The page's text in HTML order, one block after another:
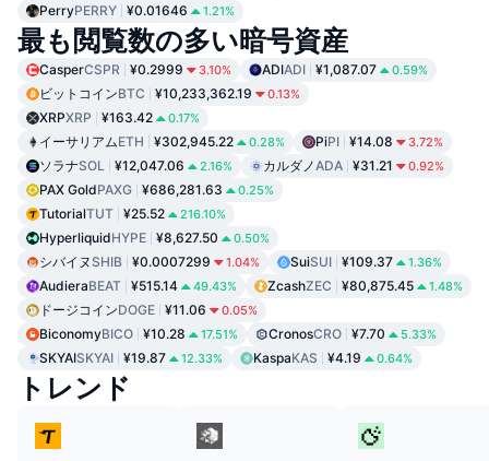
PerryPERRY ¥0.01646 1.21%
最も閲覧数の多い暗号資産
CasperCSPR ¥0.2999 3.10% ADIADI ¥1,087.07 0.59%
ビットコインBTC ¥10,233,362.19 0.13%
XRPXRP ¥163.42 0.17%
イーサリアムETH ¥302,945.22 0.28% PiPI ¥14.08 3.72%
ソラナSOL ¥12,047.06 2.16% カルダノADA ¥31.21 0.92%
PAX GoldPAXG ¥686,281.63 0.25%
TutorialTUT ¥25.52 216.10%
HyperliquidHYPE ¥8,627.50 0.50%
シバイヌ SHIB ¥0.0007299 1.04% SuiSUI ¥109.37 1.36%
AudieraBEAT ¥515.14 49.43% ZcashZEC ¥80,875.45 1.48%
ドージコインDOGE ¥11.06 0.05%
BiconomyBICO ¥10.28 17.51% CronosCRO ¥7.70 5.33%
SKYAISKYAI ¥19.87 12.33% KaspaKAS ¥4.19 0.64%
トレンド